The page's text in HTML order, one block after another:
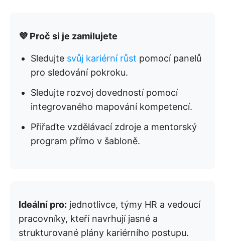
💜 Proč si je zamilujete
Sledujte svůj kariérní růst pomocí panelů
pro sledování pokroku.
Sledujte rozvoj dovedností pomocí
integrovaného mapování kompetencí.
Přiřaďte vzdělávací zdroje a mentorský
program přímo v šabloně.
Ideální pro: jednotlivce, týmy HR a vedoucí
pracovníky, kteří navrhují jasné a
strukturované plány kariérního postupu.